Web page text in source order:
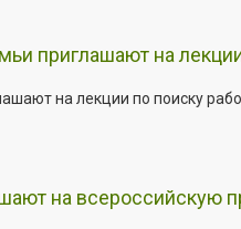
приглашают на
на лекции по поиску
на всероссийскую